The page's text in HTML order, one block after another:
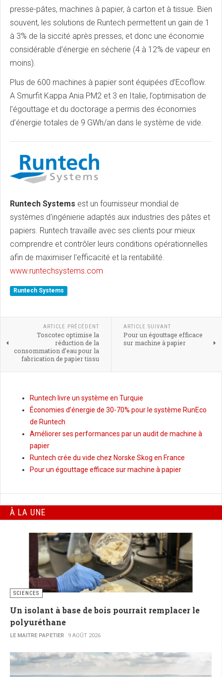
presse-pâtes, machines à papier, à carton et à tissue. Bien
souvent, les solutions de Runtech permettent un gain de 1
à 3% de la siccité après presses, et donc une économie
considérable d’énergie en sécherie (4 à 12% de vapeur en
moins).
Plus de 600 machines à papier sont équipées d’Ecoflow.
A Smurfit Kappa Ania PM2 et 3 en Italie, l’optimisation de
l’égouttage et du doctorage a permis des économies
d’énergie totales de 9 GWh/an dans le système de vide.
Runtech Systems est un fournisseur mondial de
systèmes d'ingénierie adaptés aux industries des pâtes et
papiers. Runtech travaille avec ses clients pour mieux
comprendre et contrôler leurs conditions opérationnelles
afin de maximiser l'efficacité et la rentabilité.
www.runtechsystems.com
Runtech Systems
ARTICLE PRÉCÉDENT
Toscotec optimise la
réduction de la
consommation d’eau pour la
fabrication de papier tissu
ARTICLE SUIVANT
Pour un égouttage efficace
sur machine à papier
Runtech livre un système en Turquie
Économies d’énergie de 30-70% pour le système RunEco
de Runtech
Améliorer ses performances par un audit de machine à
papier
Runtech crée du vide chez Norske Skog en France
Pour un égouttage efficace sur machine à papier
À LA UNE
SCIENCES
Un isolant à base de bois pourrait remplacer le
polyuréthane
LE MAITRE PAPETIER 9 AOÛT 2026